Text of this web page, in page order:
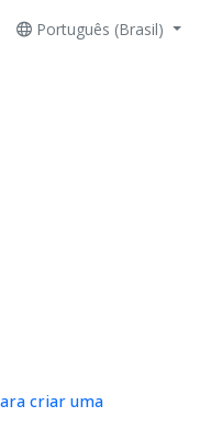
Português (Brasil)
criar uma